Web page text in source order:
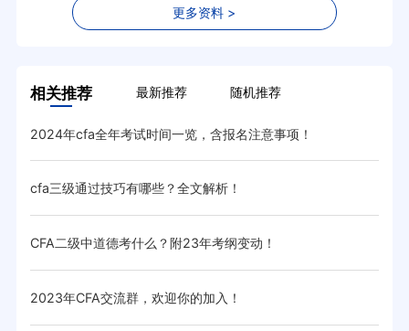
更多资料 >
相关推荐 最新推荐 随机推荐
2024年cfa全年考试时间一览，含报名注意事项！
cfa三级通过技巧有哪些？全文解析！
CFA二级中道德考什么？附23年考纲变动！
2023年CFA交流群，欢迎你的加入！